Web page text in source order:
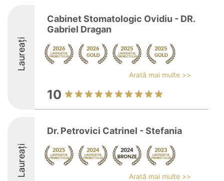
Laureați
Cabinet Stomatologic Ovidiu - DR.
Gabriel Dragan
Arată mai multe >>
10
Laureați
Dr. Petrovici Catrinel - Stefania
Arată mai multe >>